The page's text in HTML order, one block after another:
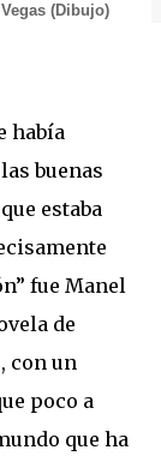
(Dibujo)
había
buenas
estaba
fue Manel
de
con un
poco a
que ha